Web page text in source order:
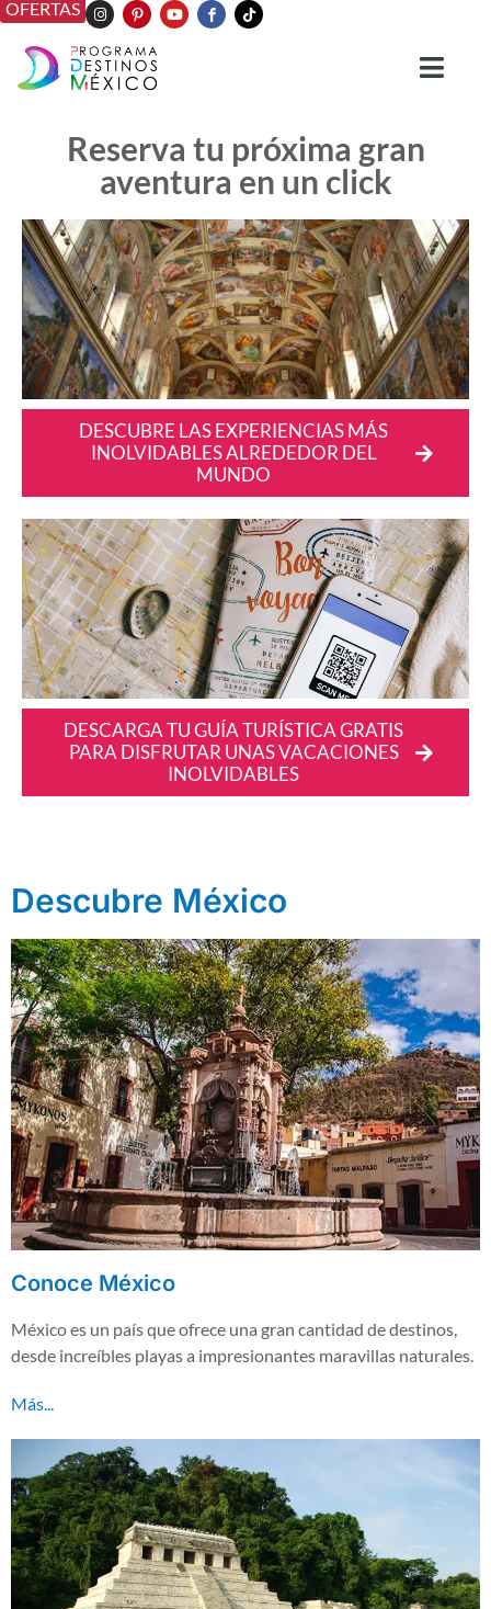
OFERTAS
Reserva tu próxima gran
aventura en un click
DESCUBRE LAS EXPERIENCIAS MÁS
INOLVIDABLES ALREDEDOR DEL
MUNDO
DESCARGA TU GUÍA TURÍSTICA GRATIS
PARA DISFRUTAR UNAS VACACIONES
INOLVIDABLES
Descubre México
Conoce México
México es un país que ofrece una gran cantidad de destinos,
desde increíbles playas a impresionantes maravillas naturales.
Más...